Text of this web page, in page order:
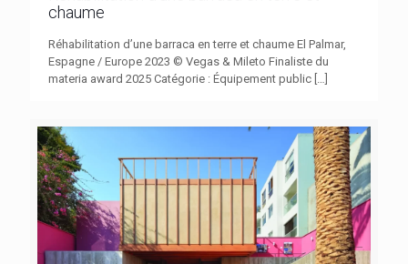
chaume
Réhabilitation d’une barraca en terre et chaume El Palmar,
Espagne / Europe 2023 © Vegas & Mileto Finaliste du
materia award 2025 Catégorie : Équipement public […]